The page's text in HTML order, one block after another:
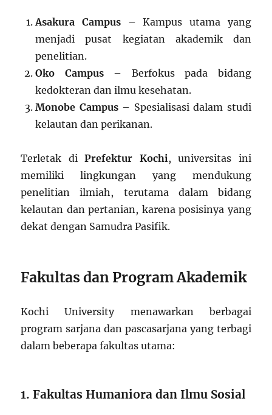
Asakura Campus – Kampus utama yang
menjadi pusat kegiatan akademik dan
penelitian.
Oko Campus– Berfokus pada bidang
kedokteran dan ilmu kesehatan.
Monobe Campus– Spesialisasi dalam studi
kelautan dan perikanan.
Terletak diPrefektur Kochi , universitas ini
memiliki lingkungan yang mendukung
penelitian ilmiah, terutama dalam bidang
kelautan dan pertanian, karena posisinya yang
dekat dengan Samudra Pasifik.
Fakultas dan Program Akademik
Kochi University menawarkan berbagai
program sarjana dan pascasarjana yang terbagi
dalam beberapa fakultas utama:
1. Fakultas Humaniora dan Ilmu Sosial